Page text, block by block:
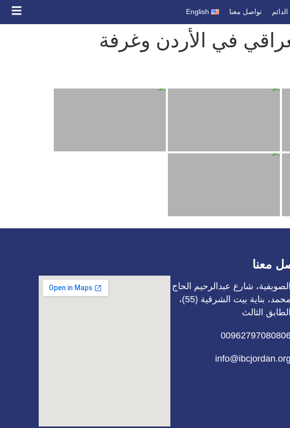
تواصل معنا English
في الأردن وغرفة
معنا
الصويفية، شارع عبدالرحيم الحاج
محمد، بناية بيت الشرقية (55)،
الطابق الثالث
info@ibcjordan.org